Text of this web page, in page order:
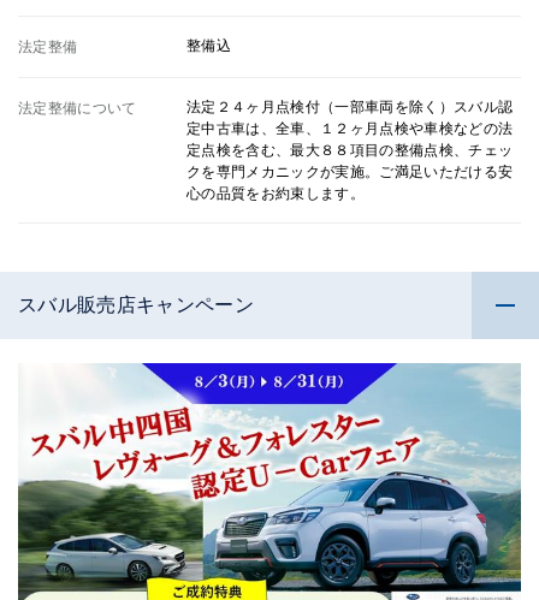
法定整備 整備込
法定整備について
法定２４ヶ月点検付（一部車両を除く）スバル認
定中古車は、全車、１２ヶ月点検や車検などの法
定点検を含む、最大８８項目の整備点検、チェッ
クを専門メカニックが実施。ご満足いただける安
心の品質をお約束します。
スバル販売店キャンペーン